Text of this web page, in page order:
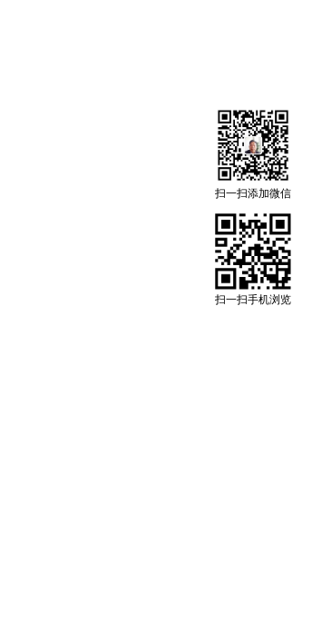
扫一扫添加微信
扫一扫手机浏览